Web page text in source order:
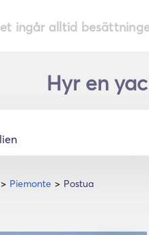
ingår alltid
Hyr en
Piemonte Postua